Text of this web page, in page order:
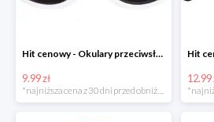
Hit cenowy - Okulary przeciwsłoneczne dla dzieci
9.99 zł 12.99